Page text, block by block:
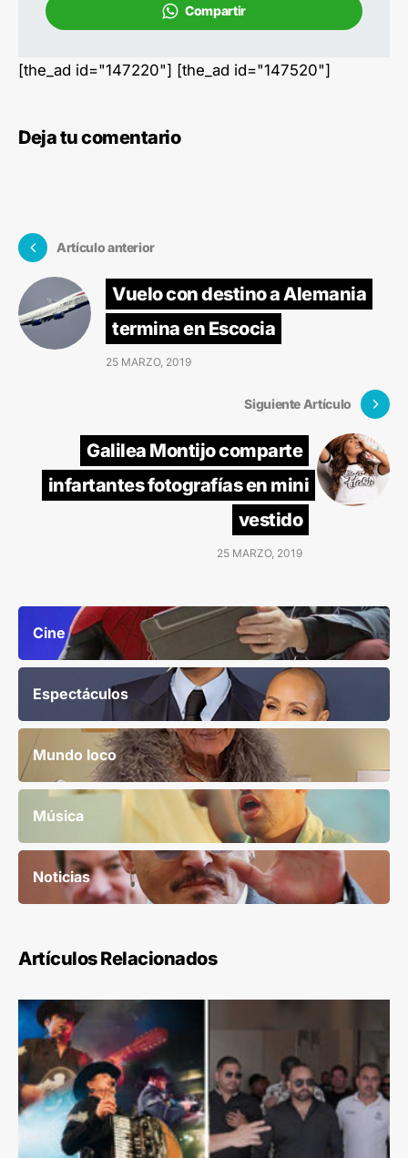
Compartir
[the_ad id="147220"] [the_ad id="147520"]
Deja tu comentario
Artículo anterior
Vuelo con destino a Alemania
termina en Escocia
25 MARZO, 2019
Siguiente Artículo
Galilea Montijo comparte
infartantes fotografías en mini
vestido
25 MARZO, 2019
Cine
Espectáculos
Mundo loco
Música
Noticias
Artículos Relacionados